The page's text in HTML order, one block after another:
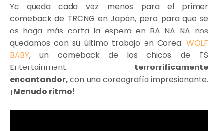
Ya queda cada vez menos para el primer
comeback de TRCNG en Japón, pero para que se
os haga más corta la espera en BA NA NA nos
quedamos con su último trabajo en Corea: WOLF
BABY, un comeback de los chicos de TS
Entertainment terrorrificamente
encantandor,con una coreografía impresionante.
¡Menudo ritmo!